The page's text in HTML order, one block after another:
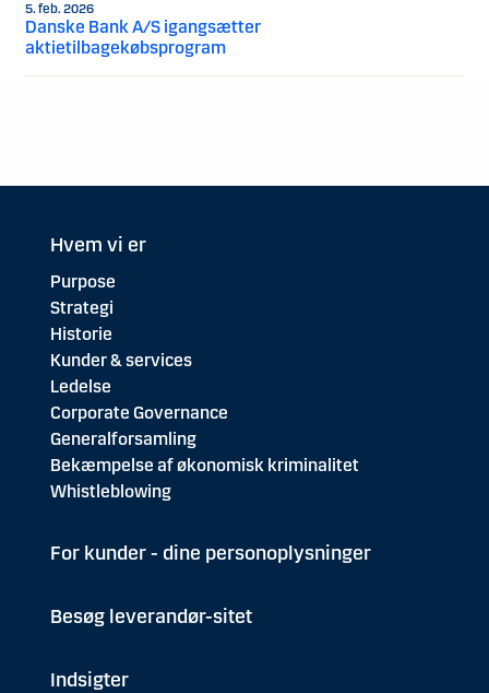
5. feb. 2026
Danske Bank A/S igangsætter
aktietilbagekøbsprogram
Hvem vi er
Purpose
Strategi
Historie
Kunder & services
Ledelse
Corporate Governance
Generalforsamling
Bekæmpelse af økonomisk kriminalitet
Whistleblowing
For kunder - dine personoplysninger
Besøg leverandør-sitet
Indsigter